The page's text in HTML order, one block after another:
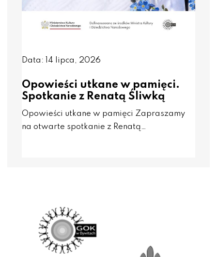
Data: 14 lipca, 2026
Opowieści utkane w pamięci.
Spotkanie z Renatą Śliwką
Opowieści utkane w pamięci Zapraszamy
na otwarte spotkanie z Renatą…